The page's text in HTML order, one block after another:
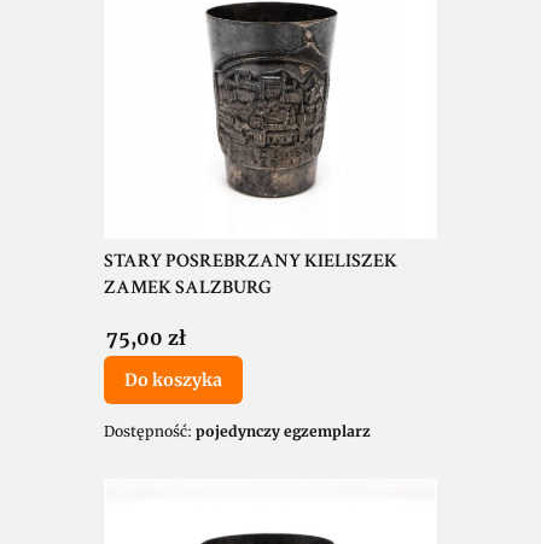
STARY POSREBRZANY KIELISZEK
ZAMEK SALZBURG
Cena
75,00 zł
Do koszyka
Dostępność: pojedynczy egzemplarz